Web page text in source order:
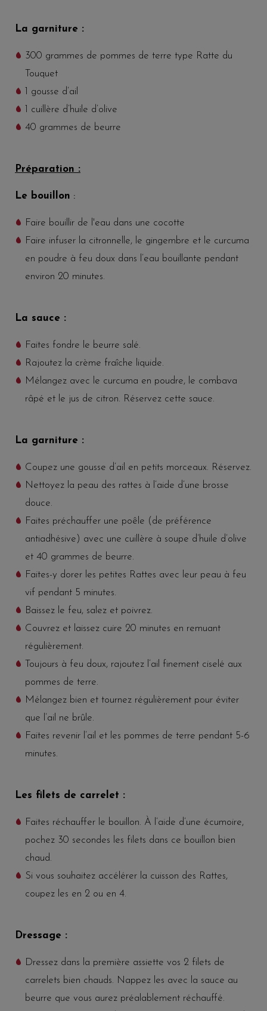
La garniture :
300 grammes de pommes de terre type Ratte du
Touquet
1 gousse d’ail
1 cuillère d’huile d’olive
40 grammes de beurre
Préparation :
Le bouillon :
Faire bouillir de l'eau dans une cocotte
Faire infuser la citronnelle, le gingembre et le curcuma
en poudre à feu doux dans l’eau bouillante pendant
environ 20 minutes.
La sauce :
Faites fondre le beurre salé.
Rajoutez la crème fraîche liquide.
Mélangez avec le curcuma en poudre, le combava
râpé et le jus de citron. Réservez cette sauce.
La garniture :
Coupez une gousse d’ail en petits morceaux. Réservez.
Nettoyez la peau des rattes à l’aide d’une brosse
douce.
Faites préchauffer une poêle (de préférence
antiadhésive) avec une cuillère à soupe d’huile d’olive
et 40 grammes de beurre.
Faites-y dorer les petites Rattes avec leur peau à feu
vif pendant 5 minutes.
Baissez le feu, salez et poivrez.
Couvrez et laissez cuire 20 minutes en remuant
régulièrement.
Toujours à feu doux, rajoutez l’ail finement ciselé aux
pommes de terre.
Mélangez bien et tournez régulièrement pour éviter
que l’ail ne brûle.
Faites revenir l’ail et les pommes de terre pendant 5-6
minutes.
Les filets de carrelet :
Faites réchauffer le bouillon. À l’aide d’une écumoire,
pochez 30 secondes les filets dans ce bouillon bien
chaud.
Si vous souhaitez accélérer la cuisson des Rattes,
coupez les en 2 ou en 4.
Dressage :
Dressez dans la première assiette vos 2 filets de
carrelets bien chauds. Nappez les avec la sauce au
beurre que vous aurez préalablement réchauffé.